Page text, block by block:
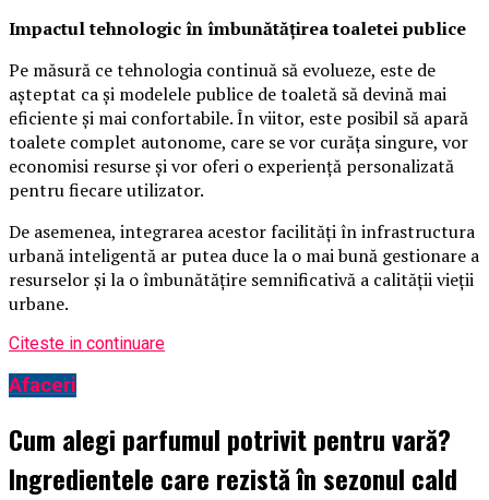
Impactul tehnologic în îmbunătățirea toaletei publice
Pe măsură ce tehnologia continuă să evolueze, este de
așteptat ca și modelele publice de toaletă să devină mai
eficiente și mai confortabile. În viitor, este posibil să apară
toalete complet autonome, care se vor curăța singure, vor
economisi resurse și vor oferi o experiență personalizată
pentru fiecare utilizator.
De asemenea, integrarea acestor facilități în infrastructura
urbană inteligentă ar putea duce la o mai bună gestionare a
resurselor și la o îmbunătățire semnificativă a calității vieții
urbane.
Citeste in continuare
Afaceri
Cum alegi parfumul potrivit pentru vară?
Ingredientele care rezistă în sezonul cald